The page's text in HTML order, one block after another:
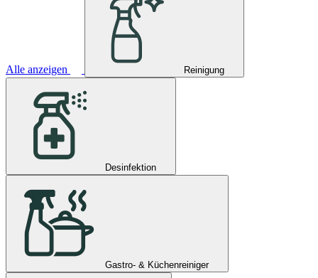
Alle anzeigen Reinigung
Desinfektion
Gastro- & Küchenreiniger